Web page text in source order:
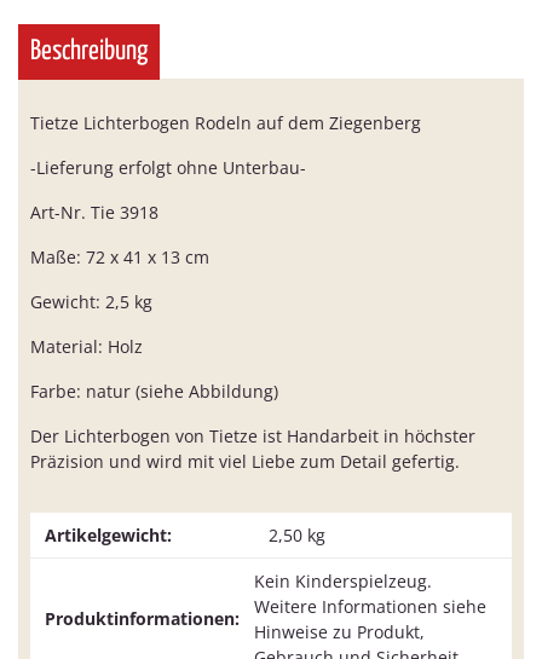
Beschreibung
Tietze Lichterbogen Rodeln auf dem Ziegenberg
-Lieferung erfolgt ohne Unterbau-
Art-Nr. Tie 3918
Maße: 72 x 41 x 13 cm
Gewicht: 2,5 kg
Material: Holz
Farbe: natur (siehe Abbildung)
Der Lichterbogen von Tietze ist Handarbeit in höchster
Präzision und wird mit viel Liebe zum Detail gefertig.
Artikelgewicht: 2,50 kg
Produktinformationen:
Kein Kinderspielzeug.
Weitere Informationen siehe
Hinweise zu Produkt,